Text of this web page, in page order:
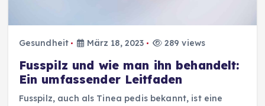
Gesundheit März 18, 2023 289 views
Fusspilz und wie man ihn behandelt:
Ein umfassender Leitfaden
Fusspilz, auch als Tinea pedis bekannt, ist eine